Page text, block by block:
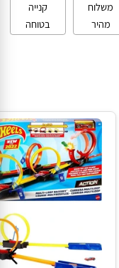
משלוח
קנייה